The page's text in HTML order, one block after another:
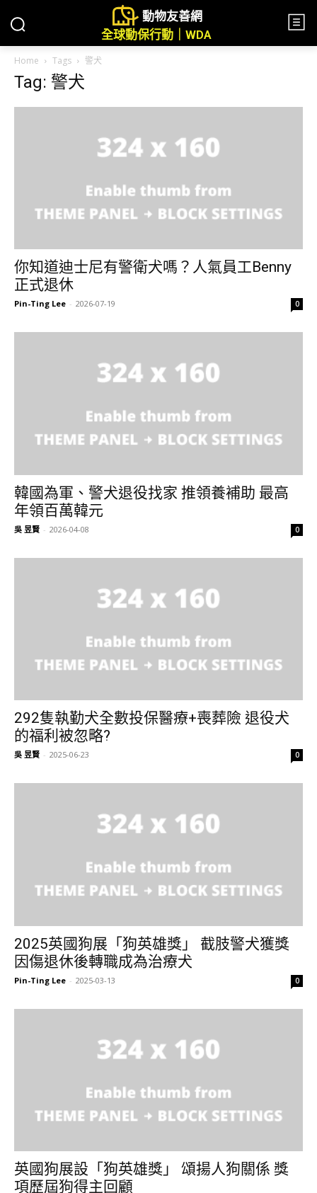
動物友善網
全球動保行動｜WDA
Home Tags 警犬
Tag: 警犬
你知道迪士尼有警衛犬嗎？人氣員工Benny
正式退休
Pin-Ting Lee - 2026-07-19 0
韓國為軍、警犬退役找家 推領養補助 最高
年領百萬韓元
吳 昱賢 - 2026-04-08 0
292隻執勤犬全數投保醫療+喪葬險 退役犬
的福利被忽略?
吳 昱賢 - 2025-06-23 0
2025英國狗展「狗英雄獎」 截肢警犬獲獎
因傷退休後轉職成為治療犬
Pin-Ting Lee - 2025-03-13 0
英國狗展設「狗英雄獎」 頌揚人狗關係 獎
項歷屆狗得主回顧